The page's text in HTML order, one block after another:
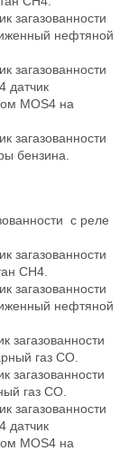
загазованности
нефтяной
загазованности
датчик
MOS4 на
загазованности
бензина.
c реле
загазованности
CH4.
загазованности
нефтяной
загазованности
газ CO.
загазованности
газ СО.
загазованности
датчик
MOS4 на